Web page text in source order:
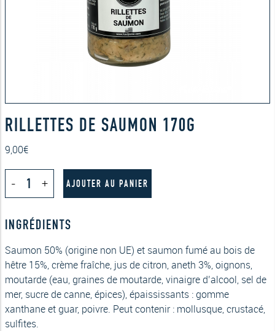
RILLETTES DE SAUMON 170G
9,00€
-
quantité
de
170g
+ AJOUTER AU PANIER
INGRÉDIENTS
Saumon 50% (origine non UE) et saumon fumé au bois de
hêtre 15%, crème fraîche, jus de citron, aneth 3%, oignons,
moutarde (eau, graines de moutarde, vinaigre d’alcool, sel de
mer, sucre de canne, épices), épaississants : gomme
xanthane et guar, poivre. Peut contenir : mollusque, crustacé,
sulfites.